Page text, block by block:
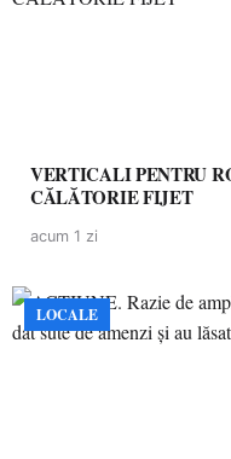
VERTICALI PENTRU
CĂLĂTORIE FIJET
acum 1 zi
LOCALE